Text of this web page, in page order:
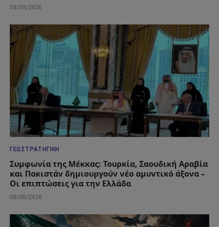
08/08/2026
ΓΕΩΣΤΡΑΤΗΓΙΚΉ
Συμφωνία της Μέκκας: Τουρκία, Σαουδική Αραβία
και Πακιστάν δημιουργούν νέο αμυντικό άξονα –
Οι επιπτώσεις για την Ελλάδα
08/08/2026